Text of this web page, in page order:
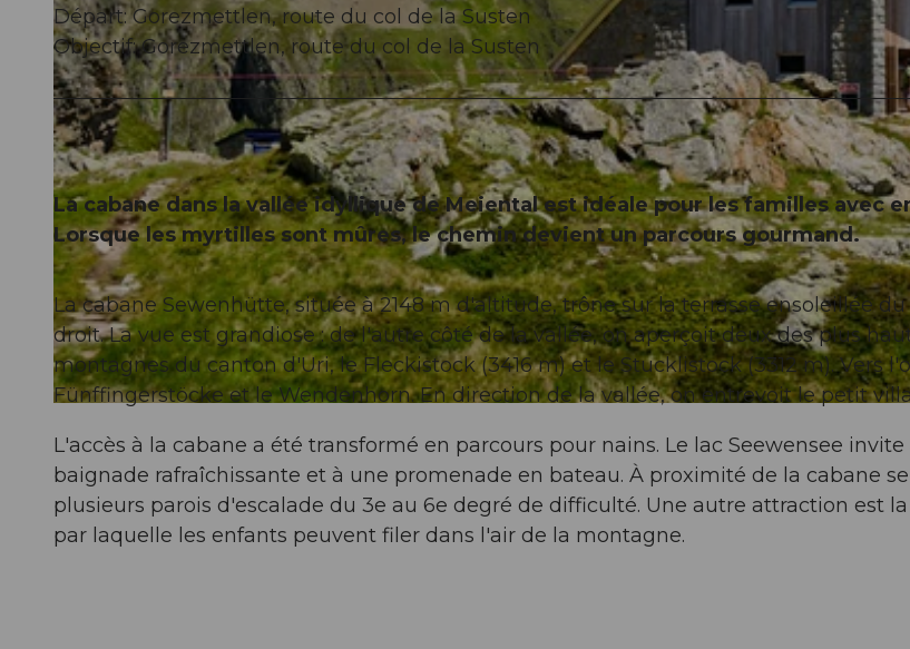
Départ: Gorezmettlen, route du col de la Susten
Objectif: Gorezmettlen, route du col de la Susten
La cabane dans la vallée idyllique de Meiental est idéale pour les familles avec
Lorsque les myrtilles sont mûres, le chemin devient un parcours gourmand.
La cabane Sewenhütte, située à 2148 m d'altitude, trône sur la terrasse ensoleillée
droit. La vue est grandiose : de l'autre côté de la vallée, on aperçoit deux des plus
montagnes du canton d'Uri, le Fleckistock (3416 m) et le Stucklistock (3312 m). Vers
Fünffingerstöcke et le Wendenhorn. En direction de la vallée, on entrevoit le petit
L'accès à la cabane a été transformé en parcours pour nains. Le lac Seewensee invite
baignade rafraîchissante et à une promenade en bateau. À proximité de la cabane
plusieurs parois d'escalade du 3e au 6e degré de difficulté. Une autre attraction est
par laquelle les enfants peuvent filer dans l'air de la montagne.